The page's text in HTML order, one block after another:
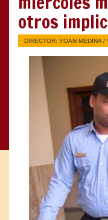
otros
DIRECTOR: YOAN MEDINA /